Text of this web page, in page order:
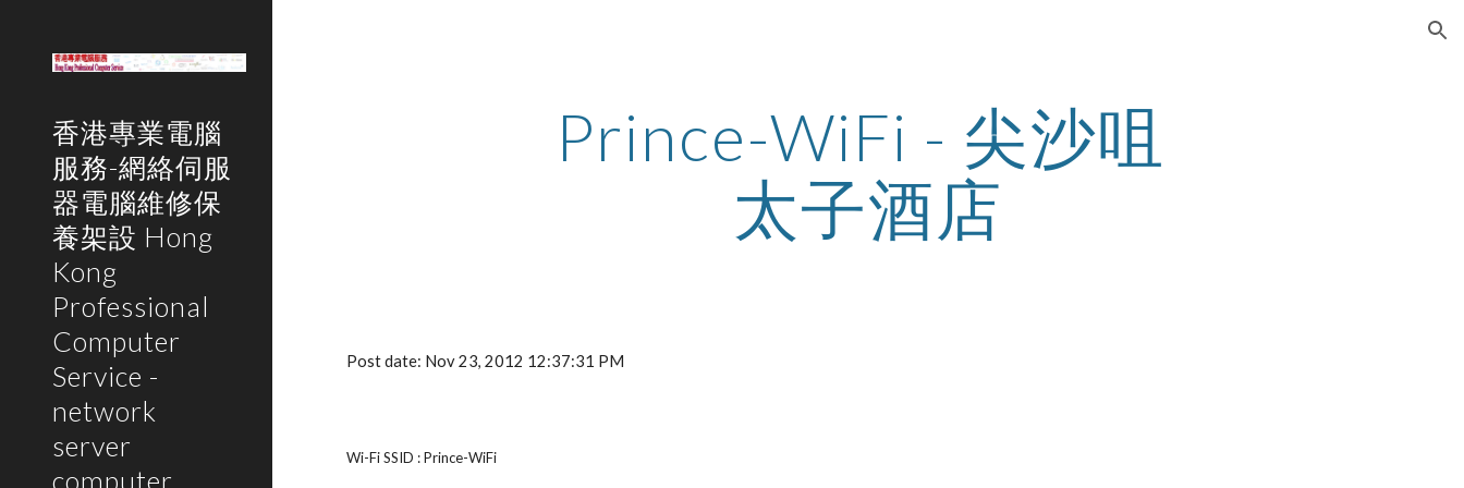
香港專業電腦
服務-網絡伺服
器電腦維修保
養架設 Hong
Kong
Professional
Computer
Service -
network
server
computer
Prince-WiFi - 尖沙咀
太子酒店
Post date: Nov 23, 2012 12:37:31 PM
Wi-Fi SSID : Prince-WiFi